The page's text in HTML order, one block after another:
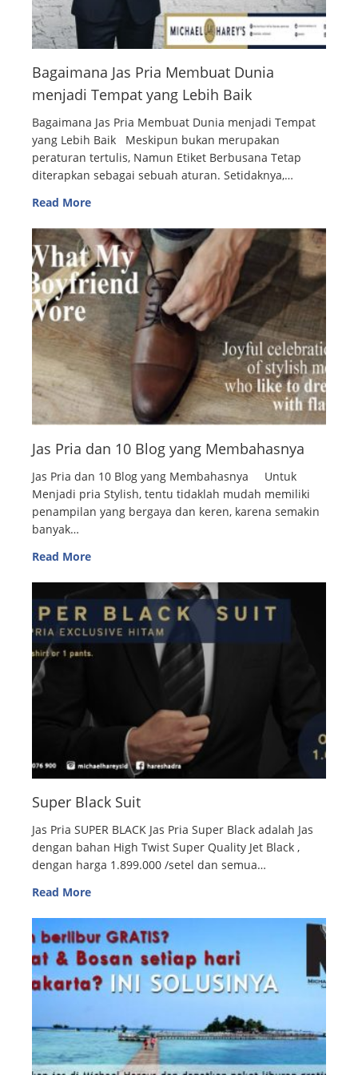
Bagaimana Jas Pria Membuat Dunia
menjadi Tempat yang Lebih Baik
Bagaimana Jas Pria Membuat Dunia menjadi Tempat
yang Lebih Baik Meskipun bukan merupakan
peraturan tertulis, Namun Etiket Berbusana Tetap
diterapkan sebagai sebuah aturan. Setidaknya,…
Read More
Jas Pria dan 10 Blog yang Membahasnya
Jas Pria dan 10 Blog yang Membahasnya Untuk
Menjadi pria Stylish, tentu tidaklah mudah memiliki
penampilan yang bergaya dan keren, karena semakin
banyak…
Read More
Super Black Suit
Jas Pria SUPER BLACK Jas Pria Super Black adalah Jas
dengan bahan High Twist Super Quality Jet Black ,
dengan harga 1.899.000 /setel dan semua…
Read More